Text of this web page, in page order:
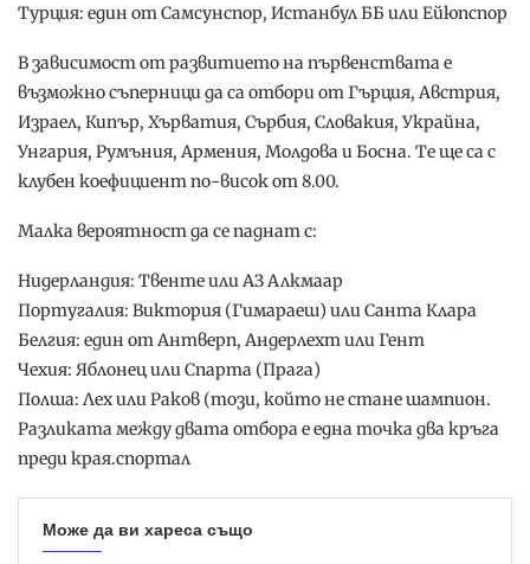
Турция: един от Самсунспор, Истанбул ББ или Ейюпспор
В зависимост от развитието на първенствата е
възможно съперници да са отбори от Гърция, Австрия,
Израел, Кипър, Хърватия, Сърбия, Словакия, Украйна,
Унгария, Румъния, Армения, Молдова и Босна. Те ще са с
клубен коефициент по-висок от 8.00.
Малка вероятност да се паднат с:
Нидерландия: Твенте или АЗ Алкмаар
Португалия: Виктория (Гимараеш) или Санта Клара
Белгия: един от Антверп, Андерлехт или Гент
Чехия: Яблонец или Спарта (Прага)
Полша: Лех или Раков (този, който не стане шампион.
Разликата между двата отбора е една точка два кръга
преди края.спортал
Може да ви хареса също